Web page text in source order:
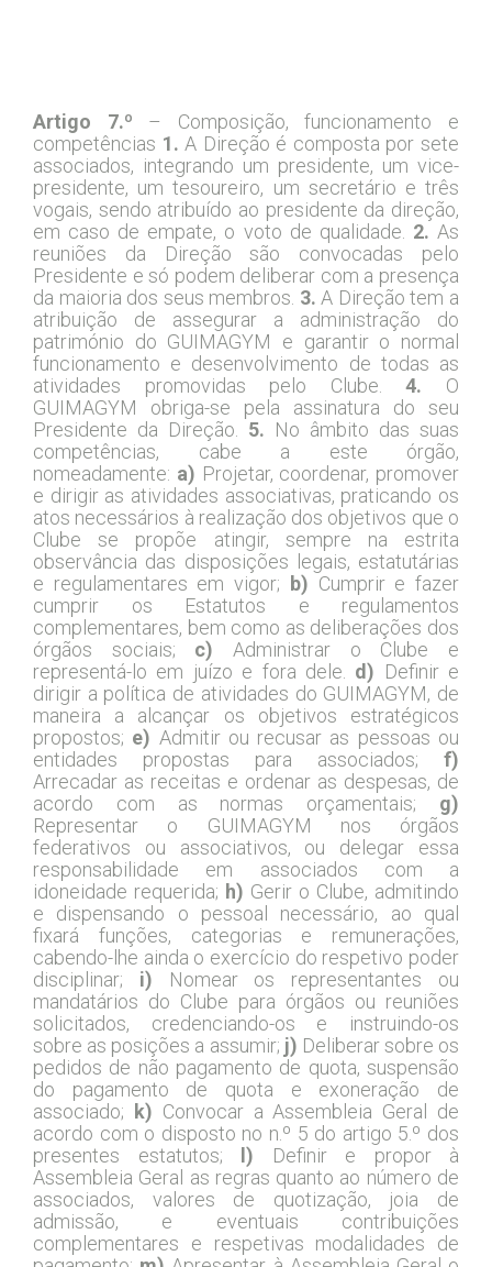
Artigo 7.º – Composição, funcionamento e
competências 1. A Direção é composta por sete
associados, integrando um presidente, um vice-
presidente, um tesoureiro, um secretário e três
vogais, sendo atribuído ao presidente da direção,
em caso de empate, o voto de qualidade. 2. As
reuniões da Direção são convocadas pelo
Presidente e só podem deliberar com a presença
da maioria dos seus membros. 3. A Direção tem a
atribuição de assegurar a administração do
património do GUIMAGYM e garantir o normal
funcionamento e desenvolvimento de todas as
atividades promovidas pelo Clube.4. O
GUIMAGYM obriga-se pela assinatura do seu
Presidente da Direção. 5. No âmbito das suas
competências, cabe a este órgão,
nomeadamente: a) Projetar, coordenar, promover
e dirigir as atividades associativas, praticando os
atos necessários à realização dos objetivos que o
Clube se propõe atingir, sempre na estrita
observância das disposições legais, estatutárias
e regulamentares em vigor;
b) Cumprir e fazer
cumprir os Estatutos e regulamentos
complementares, bem como as deliberações dos
órgãos sociais; c) Administrar o Clube e
representá-lo em juízo e fora dele. d) Definir e
dirigir a política de atividades do GUIMAGYM, de
maneira a alcançar os objetivos estratégicos
propostos; e) Admitir ou recusar as pessoas ou
entidades propostas para associados; f)
Arrecadar as receitas e ordenar as despesas, de
acordo com as normas orçamentais; g)
Representar o GUIMAGYM nos órgãos
federativos ou associativos, ou delegar essa
responsabilidade em associados com a
idoneidade requerida; h) Gerir o Clube, admitindo
e dispensando o pessoal necessário, ao qual
fixará funções, categorias e remunerações,
cabendo-lhe ainda o exercício do respetivo poder
disciplinar; i) Nomear os representantes ou
mandatários do Clube para órgãos ou reuniões
solicitados, credenciando-os e instruindo-os
sobre as posições a assumir; j) Deliberar sobre os
pedidos de não pagamento de quota, suspensão
do pagamento de quota e exoneração de
associado;
k) Convocar a Assembleia Geral de
acordo com o disposto no n.º 5 do artigo 5.º dos
presentes estatutos;
l) Definir e propor à
Assembleia Geral as regras quanto ao número de
associados, valores de quotização, joia de
admissão, e eventuais contribuições
complementares e respetivas modalidades de